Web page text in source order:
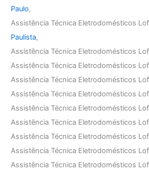
Paulo,
Assistência Técnica Eletrodomésticos
Paulista,
Assistência Técnica Eletrodomésticos
Assistência Técnica Eletrodomésticos
Assistência Técnica Eletrodomésticos
Assistência Técnica Eletrodomésticos
Assistência Técnica Eletrodomésticos
Assistência Técnica Eletrodomésticos
Assistência Técnica Eletrodomésticos
Assistência Técnica Eletrodomésticos
Assistência Técnica Eletrodomésticos